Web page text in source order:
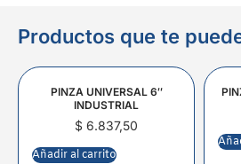
Productos que te
PINZA UNIVERSAL 6″
INDUSTRIAL
$ 6.837,50
Añadir al carrito